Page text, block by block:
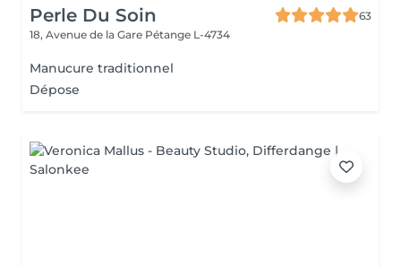
Perle Du Soin
63
18, Avenue de la Gare Pétange L-4734
Manucure traditionnel
Dépose